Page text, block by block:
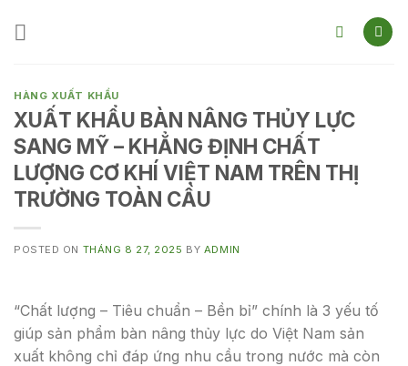
HÀNG XUẤT KHẨU
XUẤT KHẨU BÀN NÂNG THỦY LỰC
SANG MỸ – KHẲNG ĐỊNH CHẤT
LƯỢNG CƠ KHÍ VIỆT NAM TRÊN THỊ
TRƯỜNG TOÀN CẦU
POSTED ON THÁNG 8 27, 2025 BY ADMIN
“Chất lượng – Tiêu chuẩn – Bền bỉ” chính là 3 yếu tố
giúp sản phẩm bàn nâng thủy lực do Việt Nam sản
xuất không chỉ đáp ứng nhu cầu trong nước mà còn